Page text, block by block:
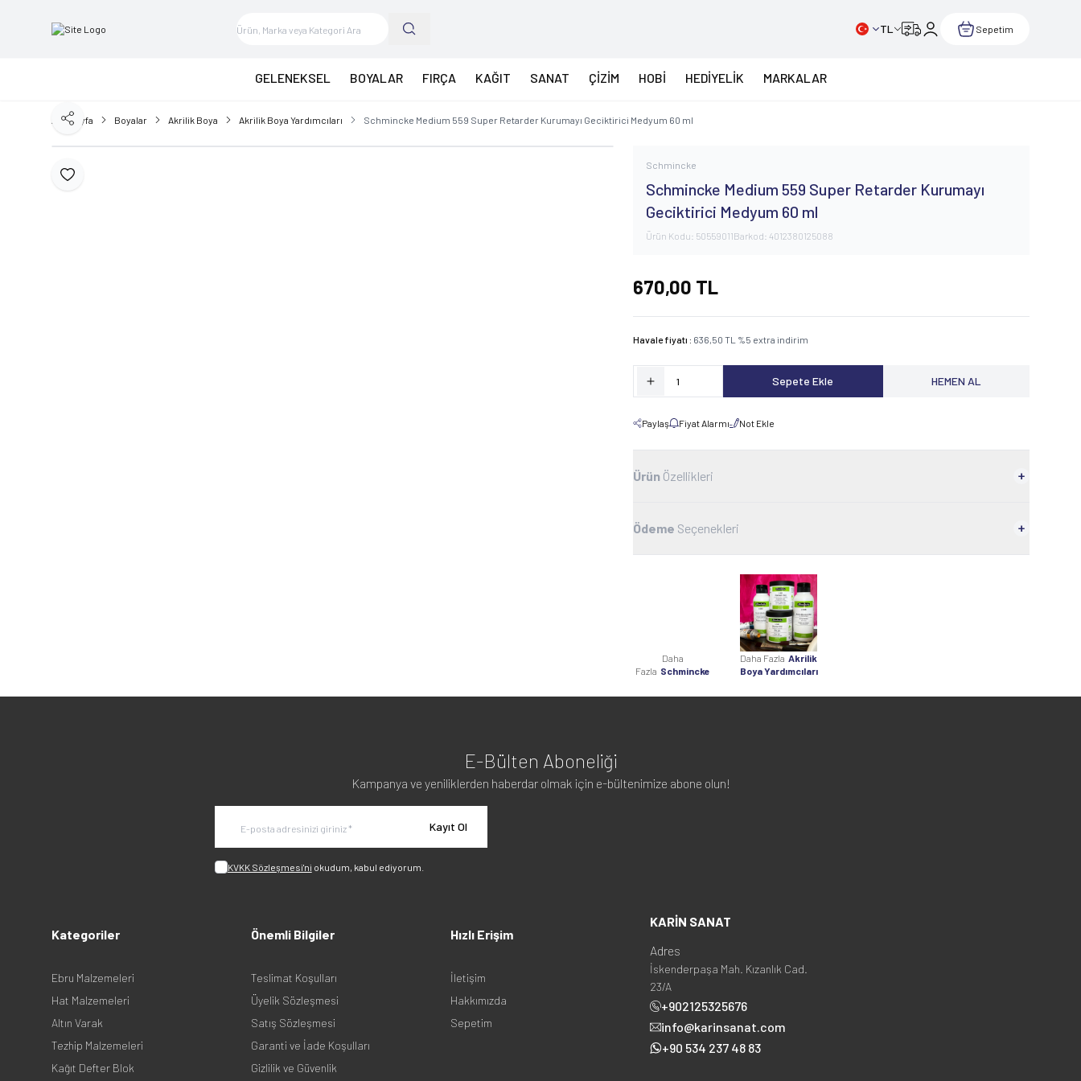
TL Sepetim
GELENEKSEL BOYALAR FIRÇA KAĞIT SANAT ÇİZİM HOBİ HEDİYELİK MARKALAR
Ana Sayfa Boyalar Akrilik Boya Akrilik Boya Yardımcıları Schmincke Medium 559 Super Retarder Kurumayı Geciktirici Medyum 60 ml
Favoriye Ekle
Paylaş
Schmincke
Schmincke Medium 559 Super Retarder Kurumayı
Geciktirici Medyum 60 ml
Ürün Kodu: 50559011Barkod:4012380125088
670,00 TL
Havale fiyatı : 636,50 TL %5 extra indirim
Sepete Ekle HEMEN AL
Paylaş Fiyat Alarmı Not Ekle
Ürün Özellikleri
Ödeme Seçenekleri
Daha
Fazla Schmincke
Daha Fazla Akrilik
Boya Yardımcıları
E-Bülten Aboneliği
Kampanya ve yeniliklerden haberdar olmak için e-bültenimize abone olun!
Kayıt Ol
KVKK Sözleşmesi'ni okudum, kabul ediyorum.
Kategoriler
Ebru Malzemeleri
Hat Malzemeleri
Altın Varak
Tezhip Malzemeleri
Kağıt Defter Blok
Önemli Bilgiler
Teslimat Koşulları
Üyelik Sözleşmesi
Satış Sözleşmesi
Garanti ve İade Koşulları
Gizlilik ve Güvenlik
Hızlı Erişim
İletişim
Hakkımızda
Sepetim
KARİN SANAT
Adres
İskenderpaşa Mah. Kızanlık Cad.
23/A
+902125325676
info@karinsanat.com
+90 534 237 48 83